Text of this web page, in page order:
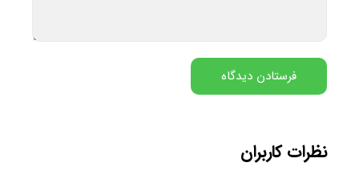
نظرات کاربران